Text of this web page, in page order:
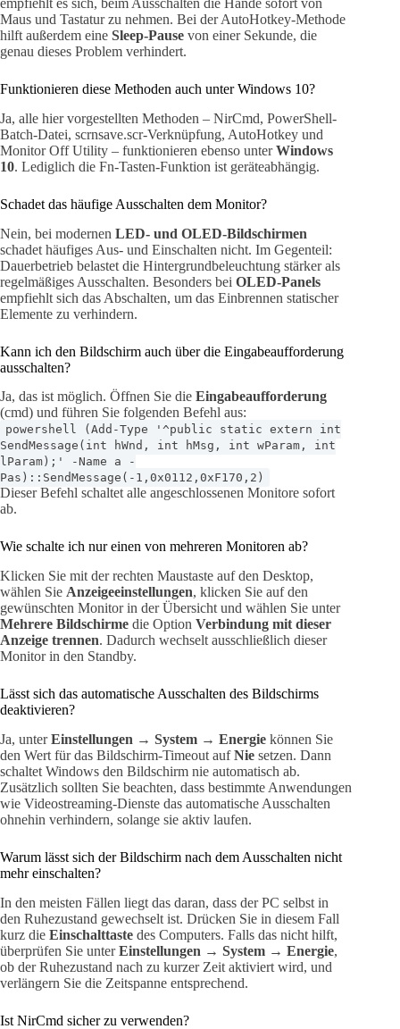
empfiehlt es sich, beim Ausschalten die Hände sofort von
Maus und Tastatur zu nehmen. Bei der AutoHotkey-Methode
hilft außerdem eine Sleep-Pause von einer Sekunde, die
genau dieses Problem verhindert.
Funktionieren diese Methoden auch unter Windows 10?
Ja, alle hier vorgestellten Methoden – NirCmd, PowerShell-
Batch-Datei, scrnsave.scr-Verknüpfung, AutoHotkey und
Monitor Off Utility – funktionieren ebenso unterWindows
10. Lediglich die Fn-Tasten-Funktion ist geräteabhängig.
Schadet das häufige Ausschalten dem Monitor?
Nein, bei modernen LED- und OLED-Bildschirmen
schadet häufiges Aus- und Einschalten nicht. Im Gegenteil:
Dauerbetrieb belastet die Hintergrundbeleuchtung stärker als
regelmäßiges Ausschalten. Besonders bei OLED-Panels
empfiehlt sich das Abschalten, um das Einbrennen statischer
Elemente zu verhindern.
Kann ich den Bildschirm auch über die Eingabeaufforderung
ausschalten?
Ja, das ist möglich. Öffnen Sie die Eingabeaufforderung
(cmd) und führen Sie folgenden Befehl aus:
powershell (Add-Type '^public static extern int
SendMessage(int hWnd, int hMsg, int wParam, int
lParam);' -Name a -
Pas)::SendMessage(-1,0x0112,0xF170,2)
Dieser Befehl schaltet alle angeschlossenen Monitore sofort
ab.
Wie schalte ich nur einen von mehreren Monitoren ab?
Klicken Sie mit der rechten Maustaste auf den Desktop,
wählen Sie Anzeigeeinstellungen, klicken Sie auf den
gewünschten Monitor in der Übersicht und wählen Sie unter
Mehrere Bildschirme die Option Verbindung mit dieser
Anzeige trennen. Dadurch wechselt ausschließlich dieser
Monitor in den Standby.
Lässt sich das automatische Ausschalten des Bildschirms
deaktivieren?
Ja, unterEinstellungen → System → Energie können Sie
den Wert für das Bildschirm-Timeout aufNie setzen. Dann
schaltet Windows den Bildschirm nie automatisch ab.
Zusätzlich sollten Sie beachten, dass bestimmte Anwendungen
wie Videostreaming-Dienste das automatische Ausschalten
ohnehin verhindern, solange sie aktiv laufen.
Warum lässt sich der Bildschirm nach dem Ausschalten nicht
mehr einschalten?
In den meisten Fällen liegt das daran, dass der PC selbst in
den Ruhezustand gewechselt ist. Drücken Sie in diesem Fall
kurz die Einschalttaste des Computers. Falls das nicht hilft,
überprüfen Sie unterEinstellungen → System → Energie,
ob der Ruhezustand nach zu kurzer Zeit aktiviert wird, und
verlängern Sie die Zeitspanne entsprechend.
Ist NirCmd sicher zu verwenden?